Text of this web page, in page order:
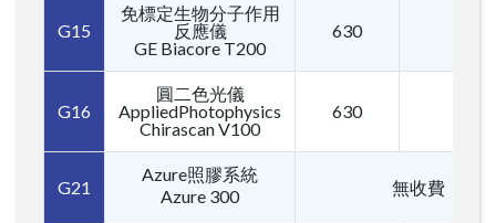
G15
免標定生物分子作用
反應儀
GE Biacore T200
630
G16
圓二色光儀
AppliedPhotophysics
Chirascan V100
630
G21
Azure照膠系統
Azure 300
無收費